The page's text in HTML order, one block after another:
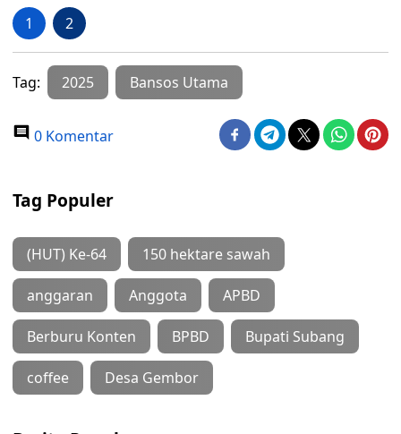
1 2
Tag: 2025 Bansos Utama
0 Komentar
Tag Populer
(HUT) Ke-64 150 hektare sawah
anggaran Anggota APBD
Berburu Konten BPBD Bupati Subang
coffee Desa Gembor